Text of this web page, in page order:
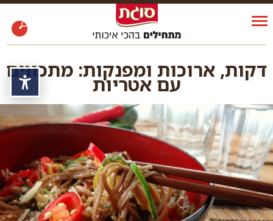
דקות, ארוכות ומפנקות: מתכונים
עם אטריות